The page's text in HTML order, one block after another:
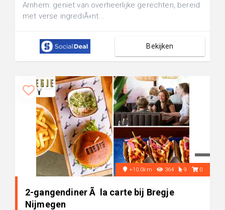
Arnhem: geniet van overheerlijke gerechten, bereid
met verse ingrediÃ«nt...
Bekijken
+10.0km 364 9 0
2-gangendiner Ã la carte bij Bregje
Nijmegen